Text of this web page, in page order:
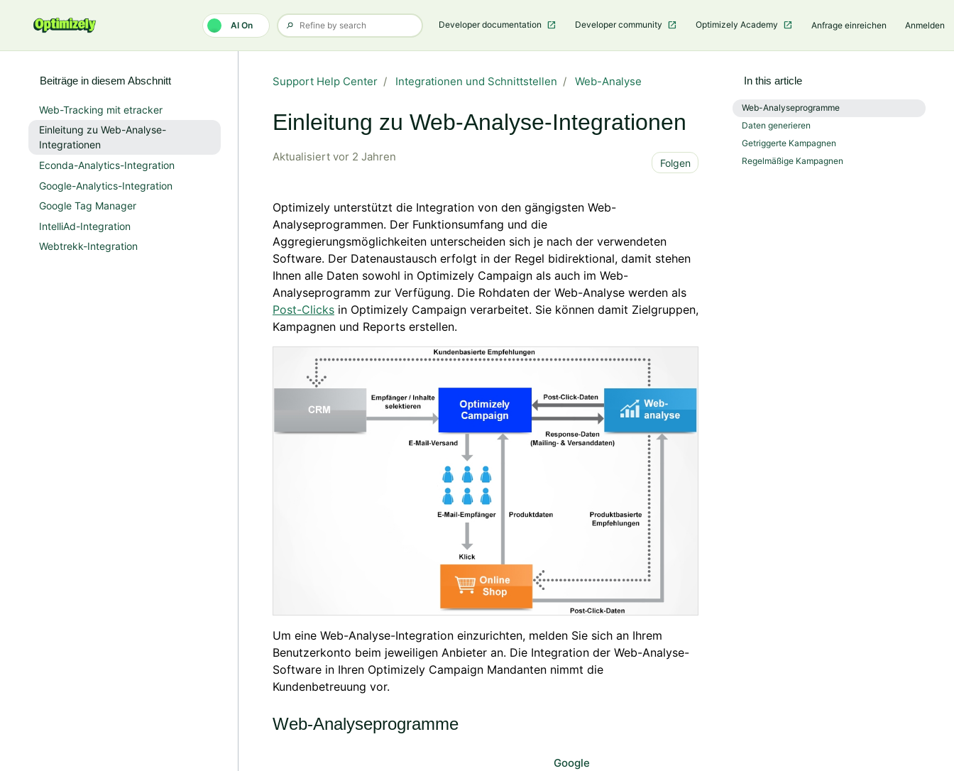
AI On Developer documentation Developer community Optimizely Academy Anfrage einreichen Anmelden
Support Help Center Integrationen und Schnittstellen Web-Analyse
Einleitung zu Web-Analyse-Integrationen
Aktualisiert vor 2 Jahren Folgen Noch niemand folgt
Optimizely unterstützt die Integration von den gängigsten Web-
Analyseprogrammen. Der Funktionsumfang und die
Aggregierungsmöglichkeiten unterscheiden sich je nach der verwendeten
Software. Der Datenaustausch erfolgt in der Regel bidirektional, damit stehen
Ihnen alle Daten sowohl in Optimizely Campaign als auch im Web-
Analyseprogramm zur Verfügung. Die Rohdaten der Web-Analyse werden als
Post-Clicks in Optimizely Campaign verarbeitet. Sie können damit Zielgruppen,
Kampagnen und Reports erstellen.
Um eine Web-Analyse-Integration einzurichten, melden Sie sich an Ihrem
Benutzerkonto beim jeweiligen Anbieter an. Die Integration der Web-Analyse-
Software in Ihren Optimizely Campaign Mandanten nimmt die
Kundenbetreuung vor.
Web-Analyseprogramme
Google
Beiträge in diesem Abschnitt
Web-Tracking mit etracker
Einleitung zu Web-Analyse-
Integrationen
Econda-Analytics-Integration
Google-Analytics-Integration
Google Tag Manager
IntelliAd-Integration
Webtrekk-Integration
In this article
Web-Analyseprogramme
Daten generieren
Getriggerte Kampagnen
Regelmäßige Kampagnen